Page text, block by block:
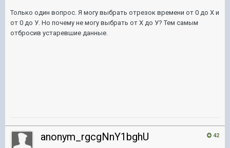
Только один вопрос. Я могу выбрать отрезок времени от 0 до Х и
от 0 до У. Но почему не могу выбрать от Х до У? Тем самым
отбросив устаревшие данные.
42
anonym_rgcgNnY1bghU